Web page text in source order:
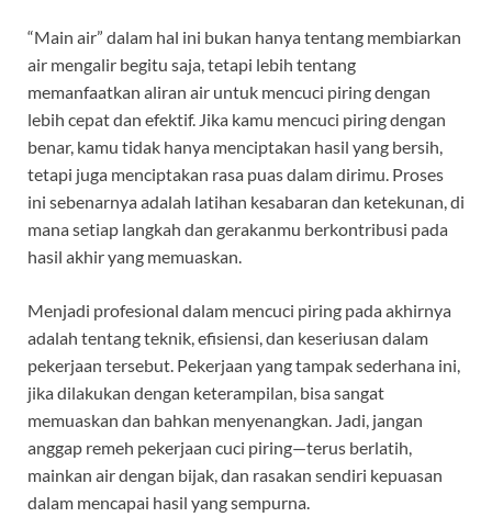
“Main air” dalam hal ini bukan hanya tentang membiarkan
air mengalir begitu saja, tetapi lebih tentang
memanfaatkan aliran air untuk mencuci piring dengan
lebih cepat dan efektif. Jika kamu mencuci piring dengan
benar, kamu tidak hanya menciptakan hasil yang bersih,
tetapi juga menciptakan rasa puas dalam dirimu. Proses
ini sebenarnya adalah latihan kesabaran dan ketekunan, di
mana setiap langkah dan gerakanmu berkontribusi pada
hasil akhir yang memuaskan.
Menjadi profesional dalam mencuci piring pada akhirnya
adalah tentang teknik, efisiensi, dan keseriusan dalam
pekerjaan tersebut. Pekerjaan yang tampak sederhana ini,
jika dilakukan dengan keterampilan, bisa sangat
memuaskan dan bahkan menyenangkan. Jadi, jangan
anggap remeh pekerjaan cuci piring—terus berlatih,
mainkan air dengan bijak, dan rasakan sendiri kepuasan
dalam mencapai hasil yang sempurna.